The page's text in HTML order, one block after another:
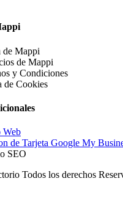
de Mappi
de Mappi
y Condiciones
de Cookies
Web
de Tarjeta Google My
SEO
Todos los derechos